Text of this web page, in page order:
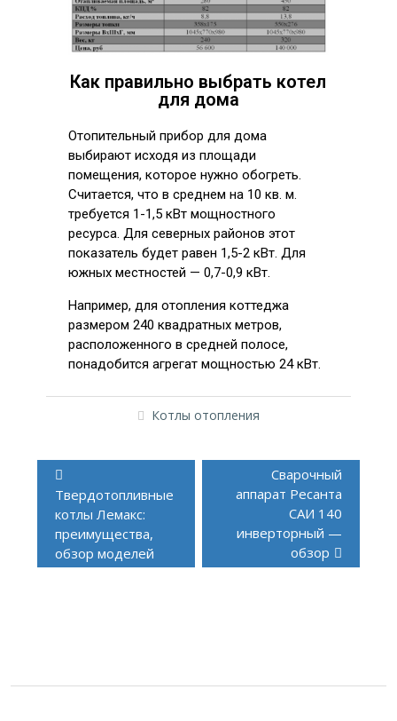
Как правильно выбрать котел
для дома
Отопительный прибор для дома
выбирают исходя из площади
помещения, которое нужно обогреть.
Считается, что в среднем на 10 кв. м.
требуется 1-1,5 кВт мощностного
ресурса. Для северных районов этот
показатель будет равен 1,5-2 кВт. Для
южных местностей — 0,7-0,9 кВт.
Например, для отопления коттеджа
размером 240 квадратных метров,
расположенного в средней полосе,
понадобится агрегат мощностью 24 кВт.
Котлы отопления
Твердотопливные
котлы Лемакс:
преимущества,
обзор моделей
Сварочный
аппарат Ресанта
САИ 140
инверторный —
обзор